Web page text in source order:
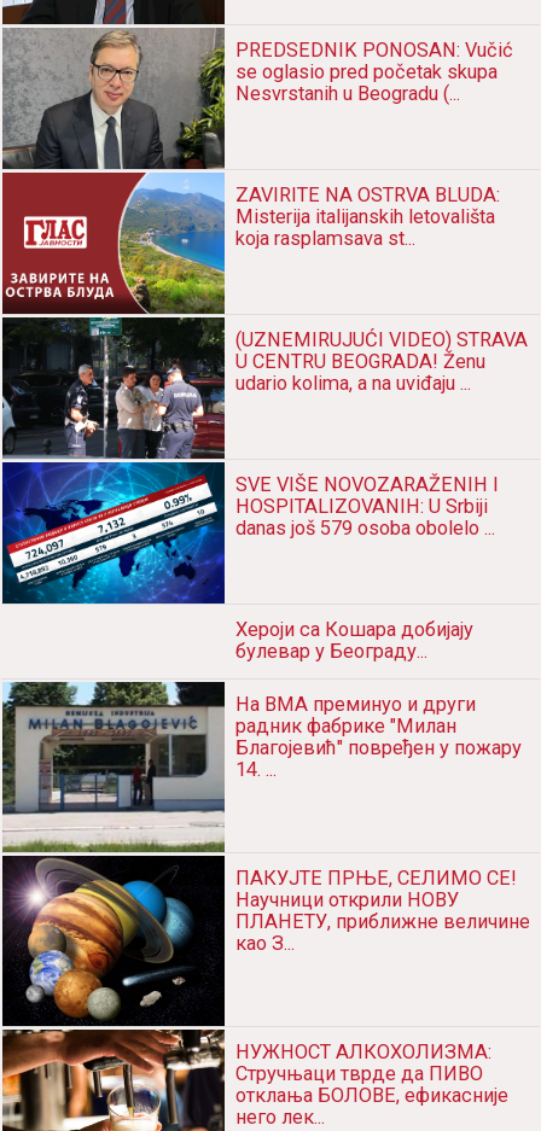
PREDSEDNIK PONOSAN: Vučić
se oglasio pred početak skupa
Nesvrstanih u Beogradu (...
ZAVIRITE NA OSTRVA BLUDA:
Misterija italijanskih letovališta
koja rasplamsava st...
(UZNEMIRUJUĆI VIDEO) STRAVA
U CENTRU BEOGRADA! Ženu
udario kolima, a na uviđaju ...
SVE VIŠE NOVOZARAŽENIH I
HOSPITALIZOVANIH: U Srbiji
danas još 579 osoba obolelo ...
Хероји са Кошара добијају
булевар у Београду...
На ВМА преминуо и други
радник фабрике "Милан
Благојевић" повређен у пожару
14. ...
ПАКУЈТЕ ПРЊЕ, СЕЛИМО СЕ!
Научници открили НОВУ
ПЛАНЕТУ, приближне величине
као З...
НУЖНОСТ АЛКОХОЛИЗМА:
Стручњаци тврде да ПИВО
отклања БОЛОВЕ, ефикасније
него лек...